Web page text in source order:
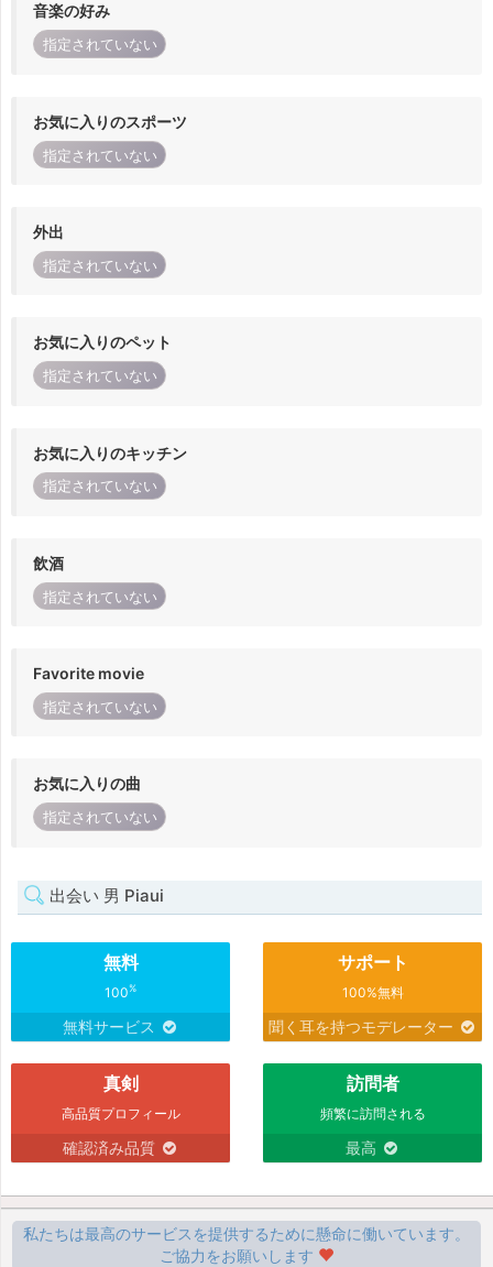
音楽の好み
指定されていない
お気に入りのスポーツ
指定されていない
外出
指定されていない
お気に入りのペット
指定されていない
お気に入りのキッチン
指定されていない
飲酒
指定されていない
Favorite movie
指定されていない
お気に入りの曲
指定されていない
出会い 男 Piaui
無料
100%
無料サービス
サポート
100%無料
聞く耳を持つモデレーター
真剣
高品質プロフィール
確認済み品質
訪問者
頻繁に訪問される
最高
私たちは最高のサービスを提供するために懸命に働いています。
ご協力をお願いします